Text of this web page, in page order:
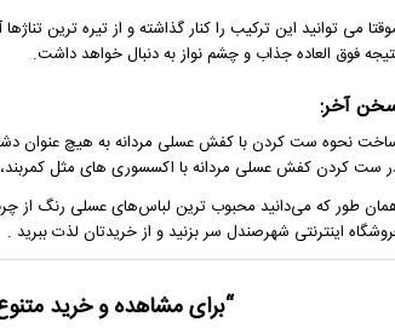
می توانید این ترکیب را کنار گذاشته و از تیره ترین
فوق العاده جذاب و چشم نواز به دنبال خواهد داشت.
آخر:
نحوه ست کردن با کفش عسلی مردانه به هیچ عنوان
ست کردن کفش عسلی مردانه با اکسسوری های مثل
طور که می‌دانید محبوب‌ ترین لباس‌های عسلی‌ رنگ از
اینترنتی شهرصندل سر بزنید و از خریدتان لذت ببرید .
“برای مشاهده و خرید